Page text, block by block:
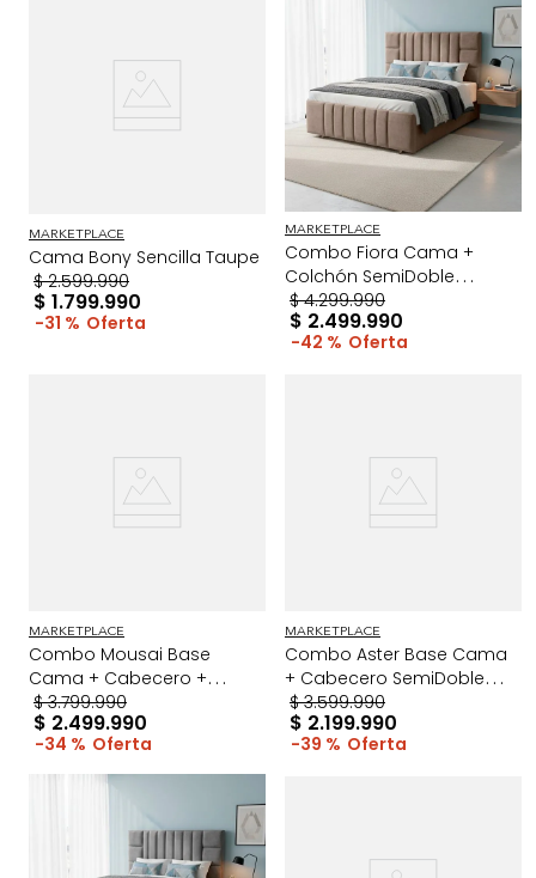
MARKETPLACE
Cama Bony Sencilla Taupe
$ 2.599.990
$ 1.799.990
31 %
MARKETPLACE
Combo Fiora Cama +
Colchón SemiDoble
Taupe/Madera
$ 4.299.990
$ 2.499.990
42 %
MARKETPLACE
Combo Mousai Base
Cama + Cabecero +
Colchón SemiDoble
Taupe/Madera
$ 3.799.990
$ 2.499.990
34 %
MARKETPLACE
Combo Aster Base Cama
+ Cabecero SemiDoble
Taupe/Cromo
$ 3.599.990
$ 2.199.990
39 %